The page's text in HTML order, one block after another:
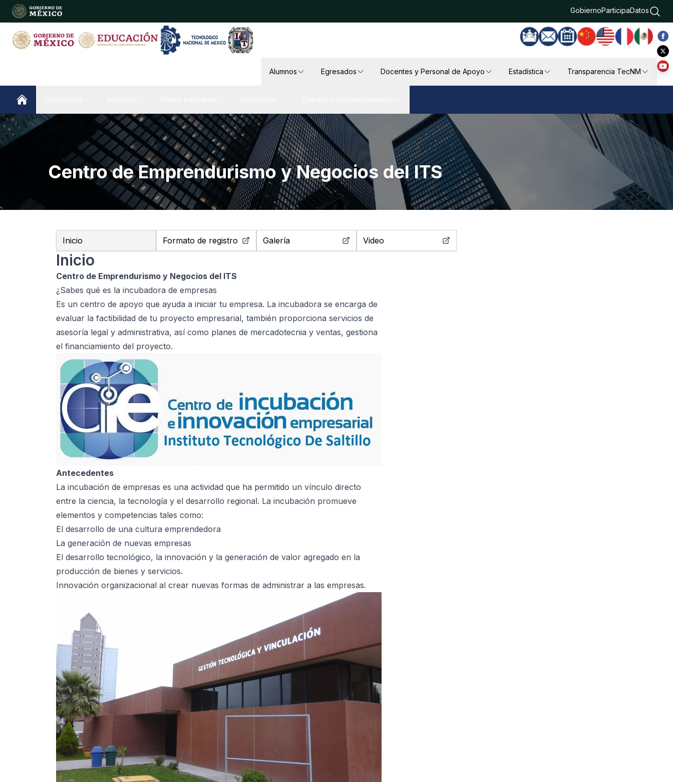
GobiernoParticipaDatos
Alumnos Egresados Docentes y Personal de Apoyo Estadística Transparencia TecNM
Centro de Emprendurismo y Negocios del ITS
Inicio Formato de registro Galería Video
Inicio
Centro de Emprendurismo y Negocios del ITS
¿Sabes qué es la incubadora de empresas
Es un centro de apoyo que ayuda a iniciar tu empresa. La incubadora se encarga de
evaluar la factibilidad de tu proyecto empresarial, también proporciona servicios de
asesoría legal y administrativa, así como planes de mercadotecnia y ventas, gestiona
el financiamiento del proyecto.
Antecedentes
La incubación de empresas es una actividad que ha permitido un vínculo directo
entre la ciencia, la tecnología y el desarrollo regional. La incubación promueve
elementos y competencias tales como:
El desarrollo de una cultura emprendedora
La generación de nuevas empresas
El desarrollo tecnológico, la innovación y la generación de valor agregado en la
producción de bienes y servicios.
Innovación organizacional al crear nuevas formas de administrar a las empresas.